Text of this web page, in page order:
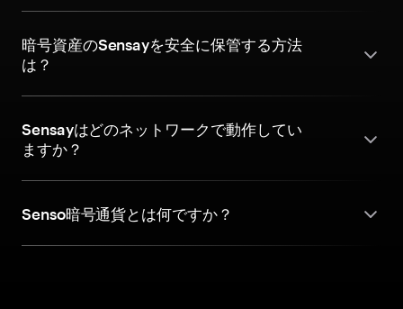
暗号資産のSensayを安全に保管する方法
は？
Sensayはどのネットワークで動作してい
ますか？
Senso暗号通貨とは何ですか？